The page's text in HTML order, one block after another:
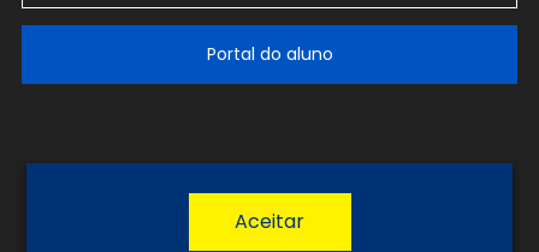
Portal do aluno
Política de Privacidade